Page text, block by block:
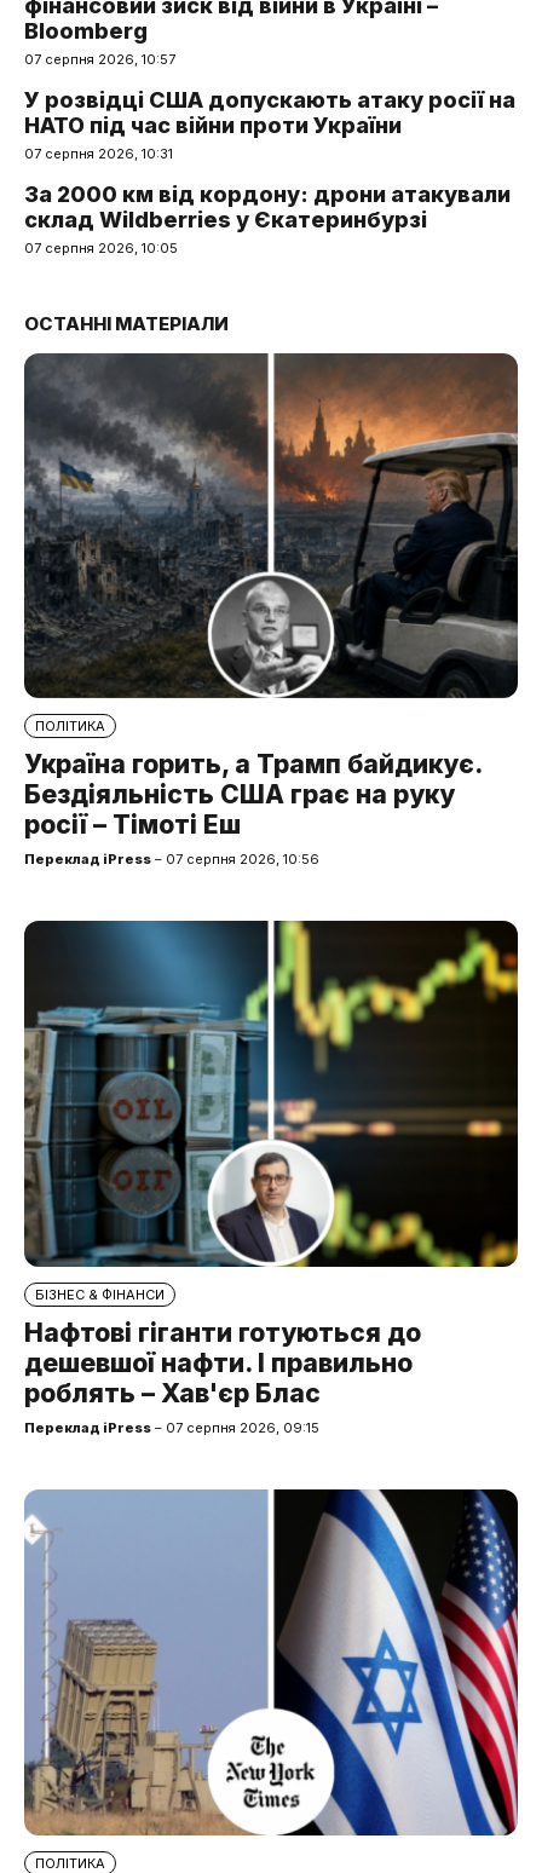
фінансовий зиск від війни в Україні –
Bloomberg
07 серпня 2026, 10:57
У розвідці США допускають атаку росії на
НАТО під час війни проти України
07 серпня 2026, 10:31
За 2000 км від кордону: дрони атакували
склад Wildberries у Єкатеринбурзі
07 серпня 2026, 10:05
ОСТАННІ МАТЕРІАЛИ
ПОЛІТИКА
Україна горить, а Трамп байдикує.
Бездіяльність США грає на руку
росії – Тімоті Еш
Переклад iPress – 07 серпня 2026, 10:56
БІЗНЕС & ФІНАНСИ
Нафтові гіганти готуються до
дешевшої нафти. І правильно
роблять – Хав'єр Блас
Переклад iPress – 07 серпня 2026, 09:15
ПОЛІТИКА